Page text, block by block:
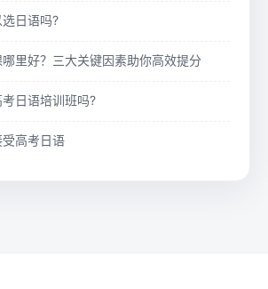
日语吗?
里好？三大关键因素助你高效提分
日语培训班吗?
高考日语